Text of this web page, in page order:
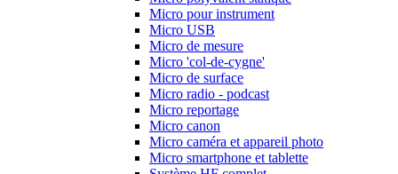
Micro pour instrument
Micro USB
Micro de mesure
Micro 'col-de-cygne'
Micro de surface
Micro radio - podcast
Micro reportage
Micro canon
Micro caméra et appareil photo
Micro smartphone et tablette